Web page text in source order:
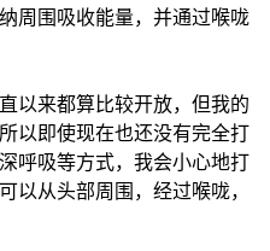
周围吸收能量，并通过喉咙
以来都算比较开放，但我的
以即使现在也还没有完全打
呼吸等方式，我会小心地打
以从头部周围，经过喉咙，